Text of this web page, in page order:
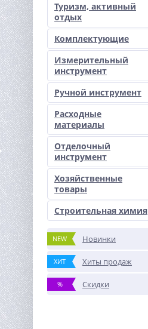
Туризм, активный
отдых
Комплектующие
Измерительный
инструмент
Ручной инструмент
Расходные
материалы
Отделочный
инструмент
Хозяйственные
товары
Строительная химия
NEW Новинки
ХИТ Хиты продаж
% Скидки